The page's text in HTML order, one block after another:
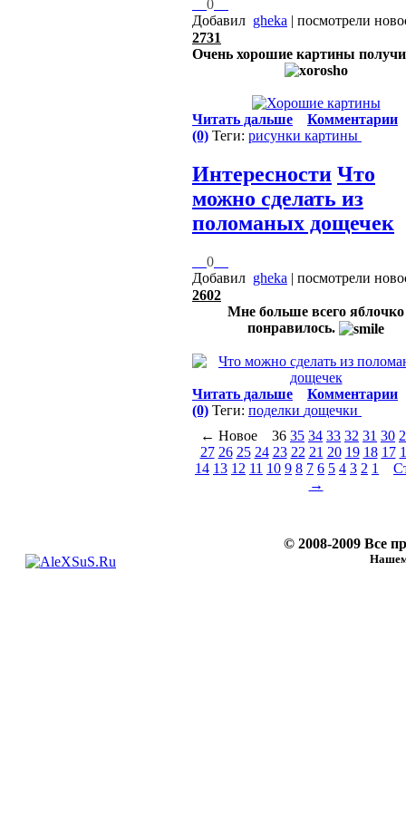
0
Добавил gheka | посмотрели
2731
Очень хорошие картины
Читать дальше
Комментарии
(0) Теги: рисунки картины
Интересности Что
можно сделать из
поломаных дощечек
0
Добавил gheka | посмотрели
2602
Мне больше всего яблочко
понравилось.
Читать дальше
Комментарии
(0) Теги: поделки дощечки
← Новое
36 35 34 33 32 31 30
27 26 25 24 23 22 21 20 19 18 17
14 13 12 11 10 9 8 7 6 5 4 3 2 1
→
© 2008-2009 Все